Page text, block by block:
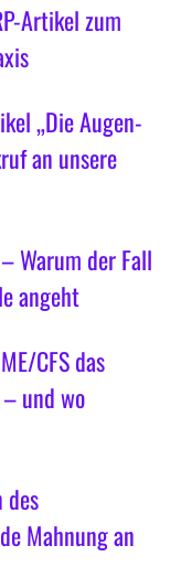
Artikel zum
„Die Augen-
an unsere
Warum der Fall
angeht
CFS das
und wo
des
Mahnung an